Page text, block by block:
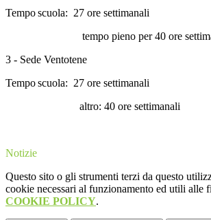
Temposcuola: 27 ore settimanali
tempo pieno per 40 ore
3 - Sede Ventotene
Temposcuola: 27 ore settimanali
altro: 40 ore settimanali
Notizie
Questo sito o gli strumenti terzi da questo
cookie necessari al funzionamento ed utili alle
COOKIE POLICY.